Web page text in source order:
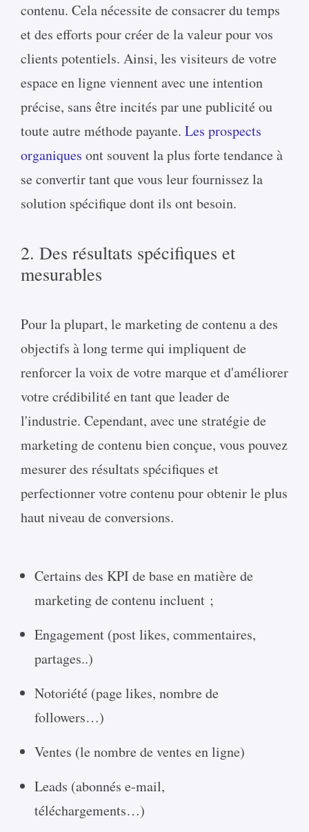
contenu. Cela nécessite de consacrer du temps
et des efforts pour créer de la valeur pour vos
clients potentiels. Ainsi, les visiteurs de votre
espace en ligne viennent avec une intention
précise, sans être incités par une publicité ou
toute autre méthode payante. Les prospects
organiques ont souvent la plus forte tendance à
se convertir tant que vous leur fournissez la
solution spécifique dont ils ont besoin.
2. Des résultats spécifiques et
mesurables
Pour la plupart, le marketing de contenu a des
objectifs à long terme qui impliquent de
renforcer la voix de votre marque et d'améliorer
votre crédibilité en tant que leader de
l'industrie. Cependant, avec une stratégie de
marketing de contenu bien conçue, vous pouvez
mesurer des résultats spécifiques et
perfectionner votre contenu pour obtenir le plus
haut niveau de conversions.
Certains des KPI de base en matière de
marketing de contenu incluent ;
Engagement (post likes, commentaires,
partages..)
Notoriété (page likes, nombre de
followers…)
Ventes (le nombre de ventes en ligne)
Leads (abonnés e-mail,
téléchargements…)